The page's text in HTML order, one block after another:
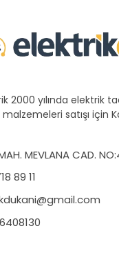
2000 yılında elektrik
satışı için
MEVLANA CAD.
89 11